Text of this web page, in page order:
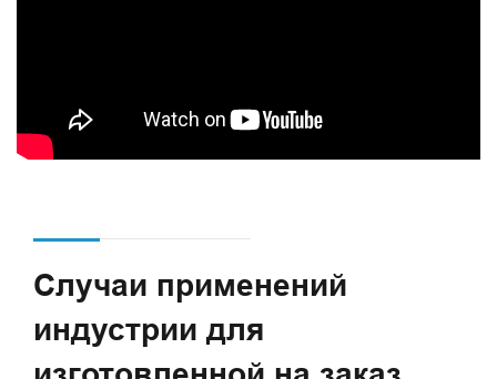
Случаи применений
индустрии для